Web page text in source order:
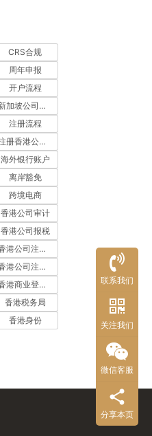
CRS合规
周年申报
开户流程
新加坡公司注册
注册流程
注册香港公司流程
海外银行账户
离岸豁免
跨境电商
香港公司审计
香港公司报税
香港公司注册处
香港公司注册资料
香港商业登记证
香港税务局
香港身份
联系我们
关注我们
微信客服
分享本页